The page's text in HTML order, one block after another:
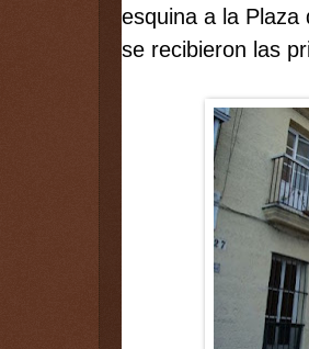
esquina a la Plaza
se recibieron las